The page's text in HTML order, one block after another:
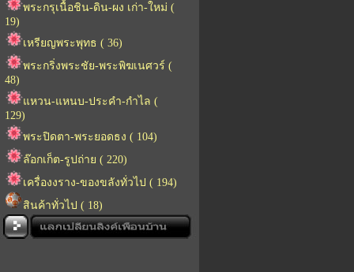
พระกรุเนื้อชิน-ดิน-ผง เก่า-ใหม่ (
19)
เหรียญพระพุทธ ( 36)
พระกริ่งพระชัย-พระพิฆเนศวร์ (
48)
แหวน-แหนบ-ประคำ-กำไล (
129)
พระปิดตา-พระยอดธง ( 104)
ล๊อกเก็ต-รูปถ่าย ( 220)
เครื่องงราง-ของขลังทั่วไป ( 194)
สินค้าทั่วไป ( 18)